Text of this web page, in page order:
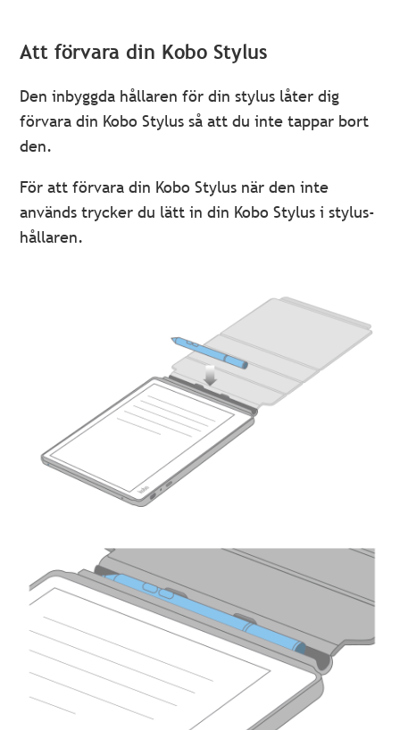
Att förvara din Kobo Stylus
Den inbyggda hållaren för din stylus låter dig
förvara din Kobo Stylus så att du inte tappar bort
den.
För att förvara din Kobo Stylus när den inte
används trycker du lätt in din Kobo Stylus i stylus-
hållaren.